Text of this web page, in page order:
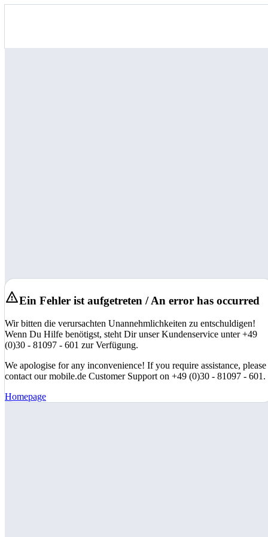
Ein Fehler ist aufgetreten / An error has occurred
Wir bitten die verursachten Unannehmlichkeiten zu entschuldigen!
Wenn Du Hilfe benötigst, steht Dir unser Kundenservice unter +49
(0)30 - 81097 - 601 zur Verfügung.
We apologise for any inconvenience! If you require assistance, please
contact our mobile.de Customer Support on +49 (0)30 - 81097 - 601.
Homepage